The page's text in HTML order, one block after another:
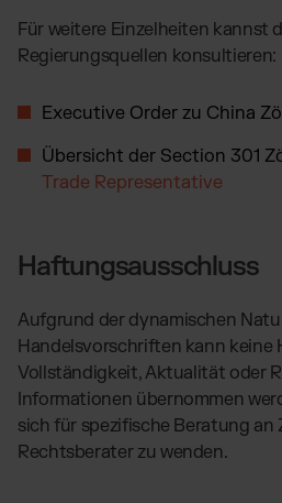
Für weitere Einzelheiten kannst
Regierungsquellen konsultieren:
Executive Order zu China
Übersicht der Section 301
Trade Representative
Haftungsausschluss
Aufgrund der dynamischen
Handelsvorschriften kann keine
Vollständigkeit, Aktualität oder
Informationen übernommen
sich für spezifische Beratung an
Rechtsberater zu wenden.